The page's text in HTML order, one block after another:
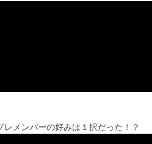
メンバーの好みは１択だった！？